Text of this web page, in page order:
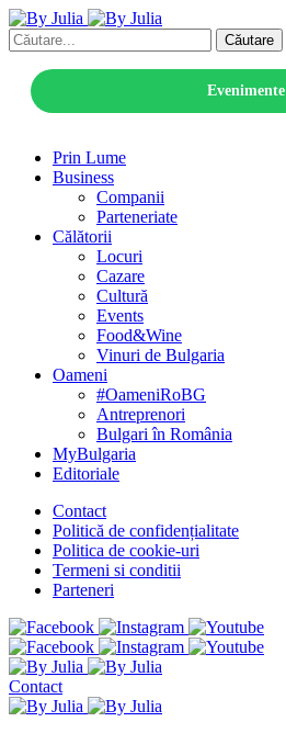
Căutare
Evenimente
Prin Lume
Business
Companii
Parteneriate
Călătorii
Locuri
Cazare
Cultură
Events
Food&Wine
Vinuri de Bulgaria
Oameni
#OameniRoBG
Antreprenori
Bulgari în România
MyBulgaria
Editoriale
Contact
Politică de confidențialitate
Politica de cookie-uri
Termeni si conditii
Parteneri
Contact